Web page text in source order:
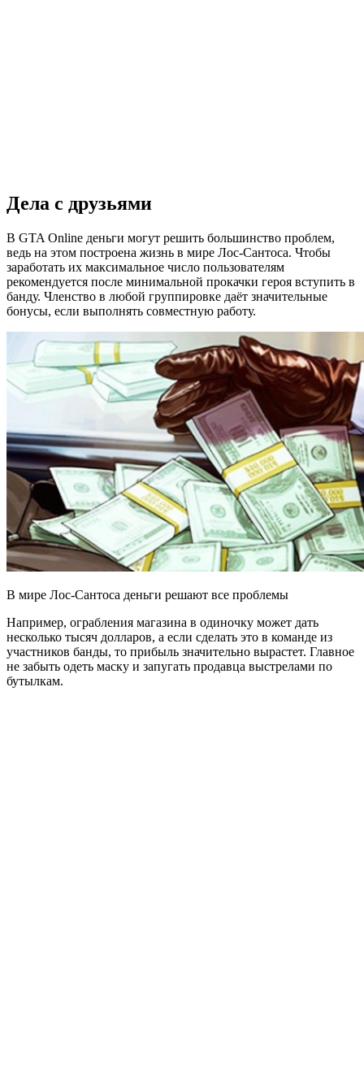
Дела с друзьями
В GTA Online деньги могут решить большинство проблем,
ведь на этом построена жизнь в мире Лос-Сантоса. Чтобы
заработать их максимальное число пользователям
рекомендуется после минимальной прокачки героя вступить в
банду. Членство в любой группировке даёт значительные
бонусы, если выполнять совместную работу.
В мире Лос-Сантоса деньги решают все проблемы
Например, ограбления магазина в одиночку может дать
несколько тысяч долларов, а если сделать это в команде из
участников банды, то прибыль значительно вырастет. Главное
не забыть одеть маску и запугать продавца выстрелами по
бутылкам.